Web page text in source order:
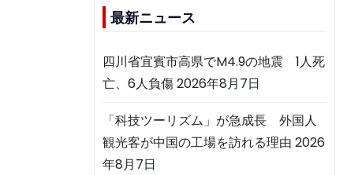
最新ニュース
四川省宜賓市高県でM4.9の地震 1人死
亡、6人負傷2026年8月7日
「科技ツーリズム」が急成長 外国人
観光客が中国の工場を訪れる理由 2026
年8月7日